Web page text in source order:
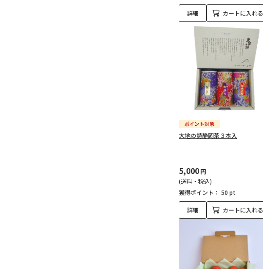
詳細 カートに入れる
大地の詩静岡茶３本入
5,000円
(送料・税込)
獲得ポイント： 50 pt
詳細 カートに入れる